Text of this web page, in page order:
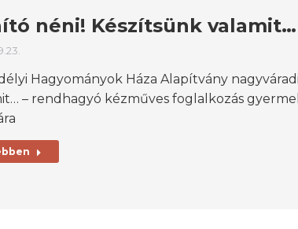
néni! Készítsünk valamit…
Hagyományok Háza Alapítvány
– rendhagyó kézműves foglalkozás